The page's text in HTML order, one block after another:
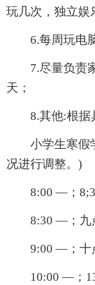
玩几次，独立娱
6.每周玩电
7.尽量负责
天；
8.其他:根据
小学生寒假
况进行调整。)
8:00 —；
8:30 —；九
9:00 —；十
10:00 —；